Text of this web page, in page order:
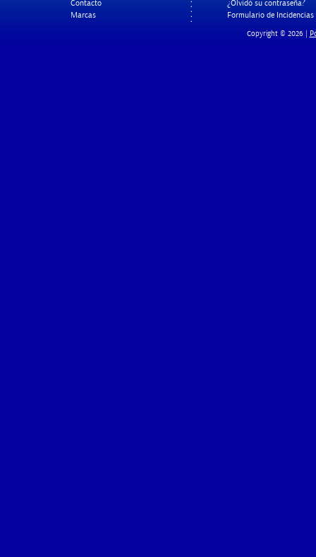
Contacto
Marcas
¿Olvidó su contraseña?
Formulario de Incidencias
Copyright © 2026 |